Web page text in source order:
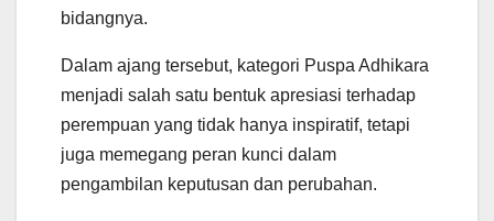
bidangnya.
Dalam ajang tersebut, kategori Puspa Adhikara
menjadi salah satu bentuk apresiasi terhadap
perempuan yang tidak hanya inspiratif, tetapi
juga memegang peran kunci dalam
pengambilan keputusan dan perubahan.